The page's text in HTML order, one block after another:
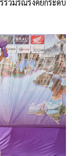
วมรณรงค์ยกระดับ